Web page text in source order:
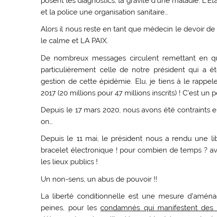
et la police une organisation sanitaire…
Alors il nous reste en tant que médecin le devoir
le calme et LA PAIX.
De nombreux messages circulent remettant en
particulièrement celle de notre président qui a
gestion de cette épidémie. Elu, je tiens à le
2017 (20 millions pour 47 millions inscrits) ! C’est
Depuis le 17 mars 2020, nous avons été
on…
Depuis le 11 mai, le président nous a rendu une
bracelet électronique ! pour combien de temps ?
les lieux publics !
Un non-sens, un abus de pouvoir !!
La liberté conditionnelle est une mesure
peines, pour lescondamnés qui manifestent